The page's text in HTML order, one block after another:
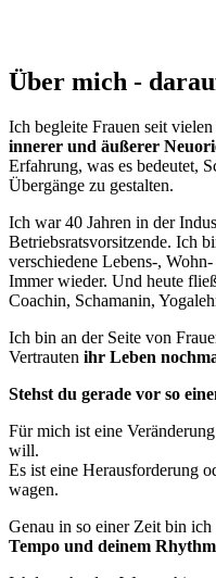
Über mich -
Ich begleite Frauen seit
innerer und äußerer
Erfahrung, was es bedeutet,
Übergänge zu gestalten.
Ich war 40 Jahren in der
Betriebsratsvorsitzende. Ich
verschiedene Lebens-,
Immer wieder. Und heute
Coachin, Schamanin,
Ich bin an der Seite von
Vertrauten ihr Leben
Stehst du gerade vor so
Für mich ist eine
will.
Es ist eine Herausforderung
wagen.
Genau in so einer Zeit bin ich
Tempo und deinem